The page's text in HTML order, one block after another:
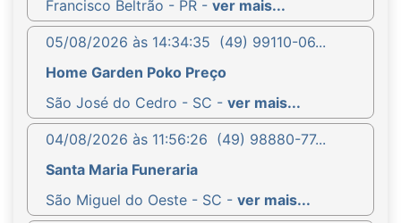
Francisco Beltrão - PR - ver mais...
05/08/2026 às 14:34:35 (49) 99110-06...
Home Garden Poko Preço
São José do Cedro - SC - ver mais...
04/08/2026 às 11:56:26 (49) 98880-77...
Santa Maria Funeraria
São Miguel do Oeste - SC - ver mais...